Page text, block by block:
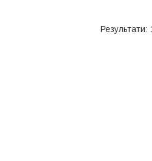
Результати: